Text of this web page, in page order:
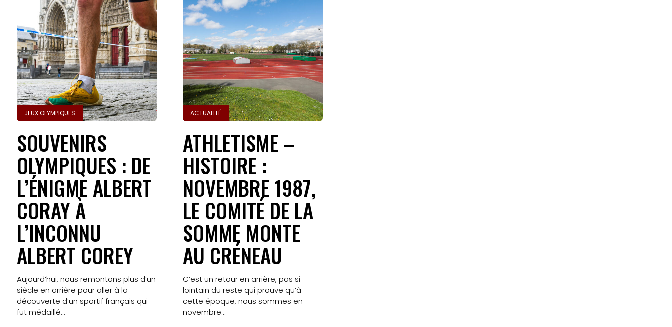
newsletter
Nos
Partenaires
Mentions
légales
Contact
Search
JEUX OLYMPIQUES
SOUVENIRS
OLYMPIQUES : DE
L’ÉNIGME ALBERT
CORAY À
L’INCONNU
ALBERT COREY
Aujourd’hui, nous remontons plus d’un
siècle en arrière pour aller à la
découverte d’un sportif français qui
fut médaillé...
ACTUALITÉ
ATHLETISME –
HISTOIRE :
NOVEMBRE 1987,
LE COMITÉ DE LA
SOMME MONTE
AU CRÉNEAU
C’est un retour en arrière, pas si
lointain du reste qui prouve qu’à
cette époque, nous sommes en
novembre...